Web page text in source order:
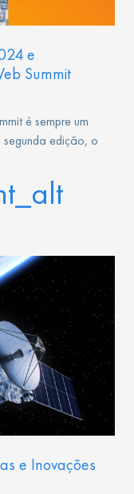
e
Summit
é sempre um
segunda edição, o
e Inovações